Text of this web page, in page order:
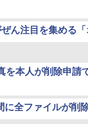
ん注目を集める
を本人が削除申請
に全ファイルが削